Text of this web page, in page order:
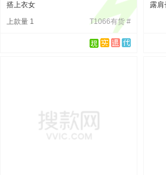
搭上衣女
上款量 1
T1066有货 #
露